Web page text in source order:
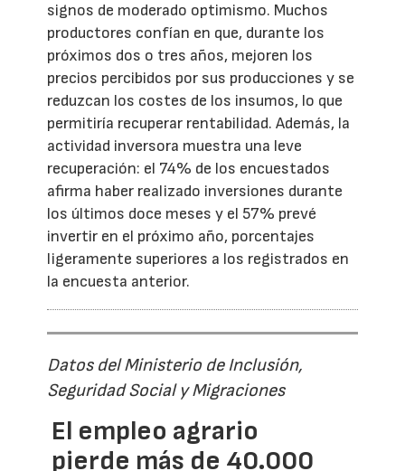
signos de moderado optimismo. Muchos
productores confían en que, durante los
próximos dos o tres años, mejoren los
precios percibidos por sus producciones y se
reduzcan los costes de los insumos, lo que
permitiría recuperar rentabilidad. Además, la
actividad inversora muestra una leve
recuperación: el 74% de los encuestados
afirma haber realizado inversiones durante
los últimos doce meses y el 57% prevé
invertir en el próximo año, porcentajes
ligeramente superiores a los registrados en
la encuesta anterior.
Datos del Ministerio de Inclusión,
Seguridad Social y Migraciones
El empleo agrario
pierde más de 40.000